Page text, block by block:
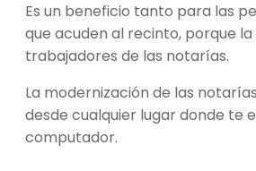
Es un beneficio tanto para las
que acuden al recinto, porque
trabajadores de las notarías.
La modernización de las
desde cualquier lugar donde te
computador.